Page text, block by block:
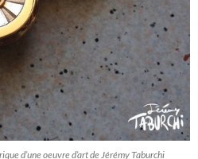
d’une oeuvre d’art de Jérémy Taburchi